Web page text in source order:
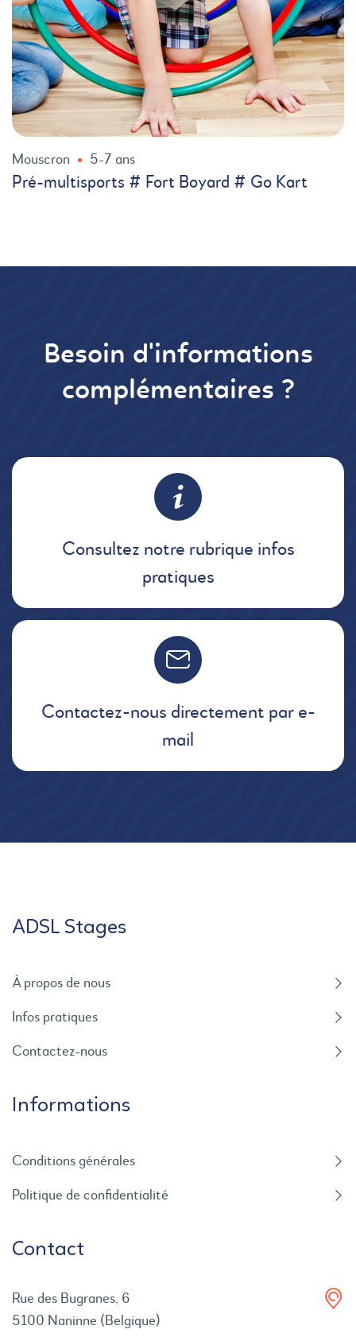
Mouscron 5-7 ans
Pré-multisports # Fort Boyard # Go Kart
Besoin d'informations
complémentaires ?
Consultez notre rubrique infos
pratiques
Contactez-nous directement par e-
mail
ADSL Stages
À propos de nous
Infos pratiques
Contactez-nous
Informations
Conditions générales
Politique de confidentialité
Contact
Rue des Bugranes, 6
5100 Naninne (Belgique)